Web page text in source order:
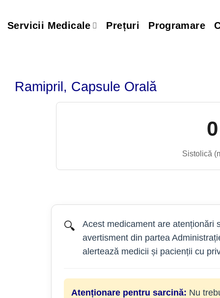
content
Servicii Medicale Prețuri Programare
Ramipril, Capsule Orală
0
Sistolică
🔍
Acest medicament are atenționări
avertisment din partea
alertează medicii și pacienții cu
Atenționare pentru sarcină: Nu